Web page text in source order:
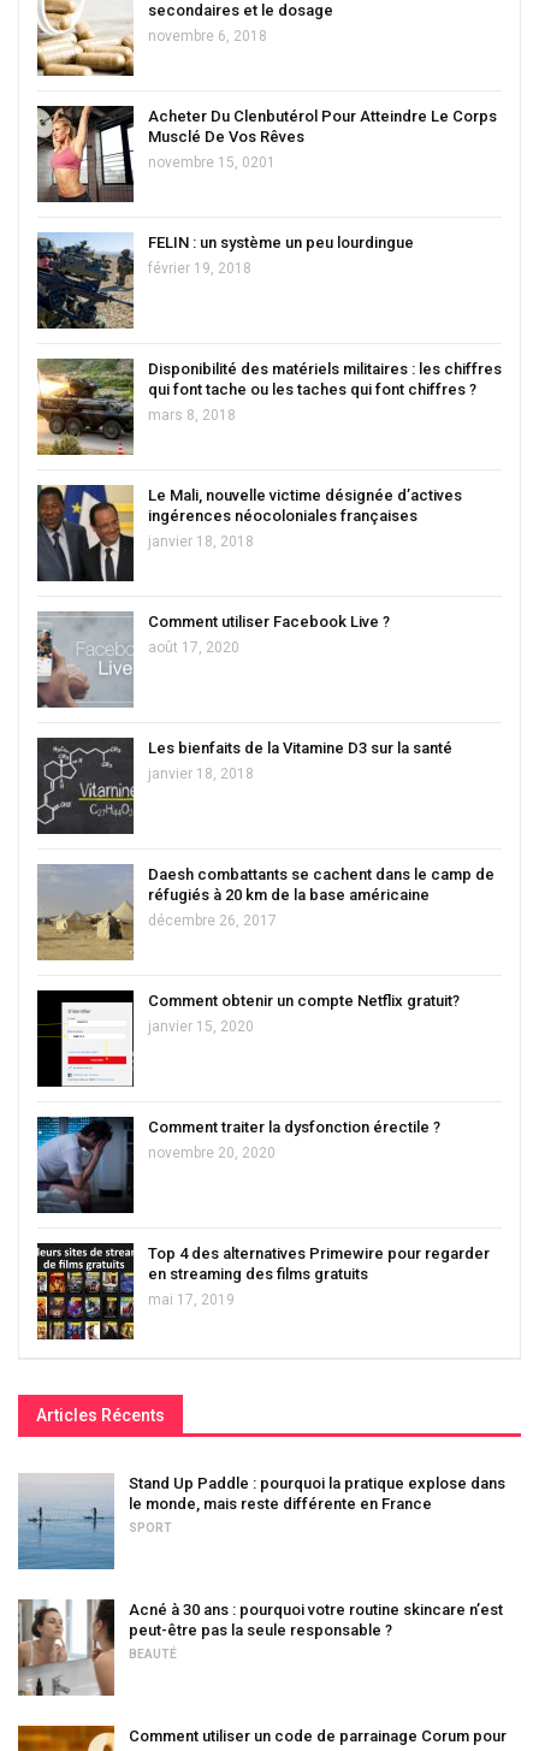
secondaires et le dosage
novembre 6, 2018
Acheter Du Clenbutérol Pour Atteindre Le Corps
Musclé De Vos Rêves
novembre 15, 0201
FELIN : un système un peu lourdingue
février 19, 2018
Disponibilité des matériels militaires : les chiffres
qui font tache ou les taches qui font chiffres ?
mars 8, 2018
Le Mali, nouvelle victime désignée d’actives
ingérences néocoloniales françaises
janvier 18, 2018
Comment utiliser Facebook Live ?
août 17, 2020
Les bienfaits de la Vitamine D3 sur la santé
janvier 18, 2018
Daesh combattants se cachent dans le camp de
réfugiés à 20 km de la base américaine
décembre 26, 2017
Comment obtenir un compte Netflix gratuit?
janvier 15, 2020
Comment traiter la dysfonction érectile ?
novembre 20, 2020
Top 4 des alternatives Primewire pour regarder
en streaming des films gratuits
mai 17, 2019
Articles Récents
Stand Up Paddle : pourquoi la pratique explose dans
le monde, mais reste différente en France
SPORT
Acné à 30 ans : pourquoi votre routine skincare n’est
peut-être pas la seule responsable ?
BEAUTÉ
Comment utiliser un code de parrainage Corum pour